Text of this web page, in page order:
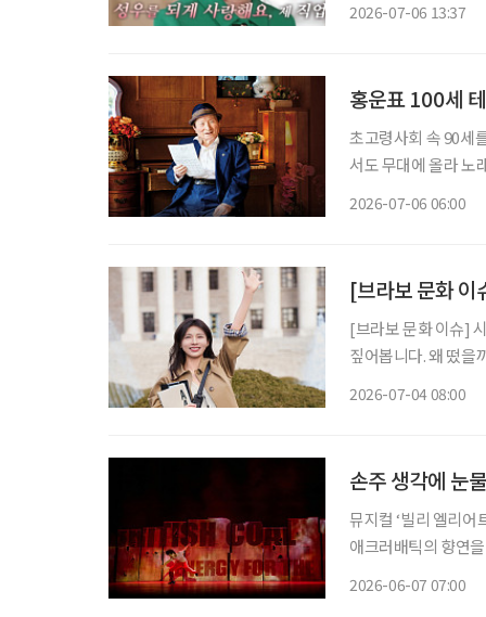
2026-07-06 13:37
홍운표 100세
초고령사회 속 90세
서도 무대에 올라 노
2026-07-06 06:00
[브라보 문화 이
[브라보 문화 이슈]
짚어봅니다. 왜 떴을까? 1978년생, 올해 48세인 배우 하지원이 대학교 신입생이 돼 화제다. 유
2026-07-04 08:00
손주 생각에 눈
뮤지컬 ‘빌리 엘리어
애크러배틱의 향연
2026-06-07 07:00